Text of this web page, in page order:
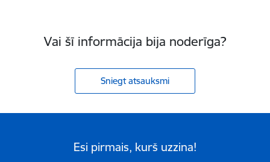
Vai šī informācija bija noderīga?
Sniegt atsauksmi
Esi pirmais, kurš uzzina!